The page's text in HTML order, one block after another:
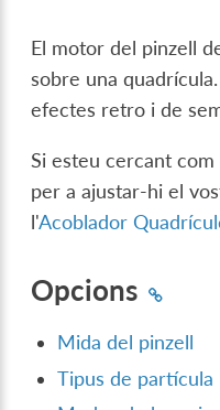
El motor del pinzell
sobre una
efectes retro i de
Si esteu cercant
per a ajustar-hi el
l'Acoblador
Opcions
Mida del pinzell
Tipus de partícula